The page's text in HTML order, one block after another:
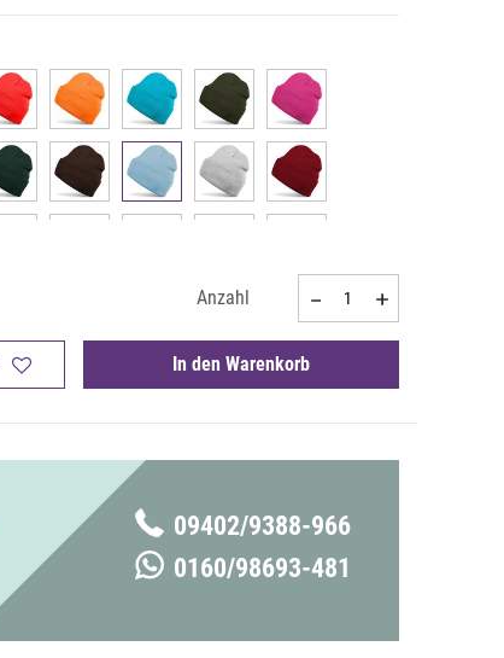
Anzahl
In den Warenkorb
09402/9388-966
0160/98693-481